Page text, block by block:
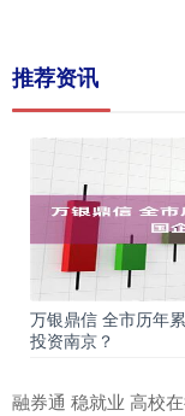
推荐资讯
万银鼎信 全市历年
投资南京？
融券通 稳就业 高校